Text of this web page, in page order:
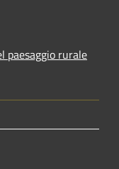
paesaggio rurale